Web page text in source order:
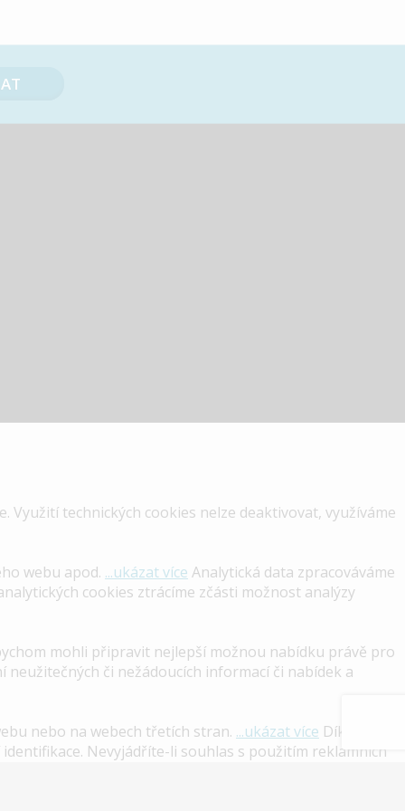
technických cookies nelze deaktivovat, využíváme
webu apod. ...ukázat více Analytická data zpracováváme
cookies ztrácíme zčásti možnost analýzy
mohli připravit nejlepší možnou nabídku právě pro
či nežádoucích informací či nabídek a
nebo na webech třetích stran. ...ukázat více Díky nim
Nevyjádříte-li souhlas s použitím reklamních